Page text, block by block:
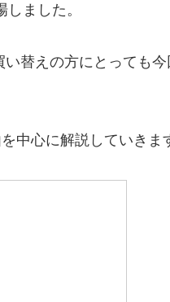
しました。
替えの方にとっても
中心に解説していきま